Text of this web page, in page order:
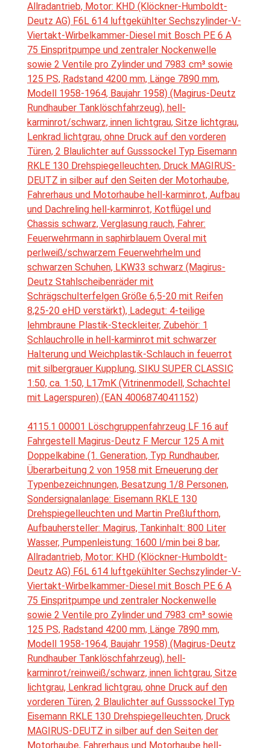
Allradantrieb, Motor: KHD (Klöckner-Humboldt-
Deutz AG) F6L 614 luftgekühlter Sechszylinder-V-
Viertakt-Wirbelkammer-Diesel mit Bosch PE 6 A
75 Einspritpumpe und zentraler Nockenwelle
sowie 2 Ventile pro Zylinder und 7983 cm³ sowie
125 PS, Radstand 4200 mm, Länge 7890 mm,
Modell 1958-1964, Baujahr 1958) (Magirus-Deutz
Rundhauber Tanklöschfahrzeug), hell-
karminrot/schwarz, innen lichtgrau, Sitze lichtgrau,
Lenkrad lichtgrau, ohne Druck auf den vorderen
Türen, 2 Blaulichter auf Gusssockel Typ Eisemann
RKLE 130 Drehspiegelleuchten, Druck MAGIRUS-
DEUTZ in silber auf den Seiten der Motorhaube,
Fahrerhaus und Motorhaube hell-karminrot, Aufbau
und Dachreling hell-karminrot, Kotflügel und
Chassis schwarz, Verglasung rauch, Fahrer:
Feuerwehrmann in saphirblauem Overal mit
perlweiß/schwarzem Feuerwehrhelm und
schwarzen Schuhen, LKW33 schwarz (Magirus-
Deutz Stahlscheibenräder mit
Schrägschulterfelgen Größe 6,5-20 mit Reifen
8,25-20 eHD verstärkt), Ladegut: 4-teilige
lehmbraune Plastik-Steckleiter, Zubehör: 1
Schlauchrolle in hell-karminrot mit schwarzer
Halterung und Weichplastik-Schlauch in feuerrot
mit silbergrauer Kupplung, SIKU SUPER CLASSIC
1:50, ca. 1:50, L17mK (Vitrinenmodell, Schachtel
mit Lagerspuren) (EAN 4006874041152)
4115.1 00001 Löschgruppenfahrzeug LF 16 auf
Fahrgestell Magirus-Deutz F Mercur 125 A mit
Doppelkabine (1. Generation, Typ Rundhauber,
Überarbeitung 2 von 1958 mit Erneuerung der
Typenbezeichnungen, Besatzung 1/8 Personen,
Sondersignalanlage: Eisemann RKLE 130
Drehspiegelleuchten und Martin Preßlufthorn,
Aufbauhersteller: Magirus, Tankinhalt: 800 Liter
Wasser, Pumpenleistung: 1600 l/min bei 8 bar,
Allradantrieb, Motor: KHD (Klöckner-Humboldt-
Deutz AG) F6L 614 luftgekühlter Sechszylinder-V-
Viertakt-Wirbelkammer-Diesel mit Bosch PE 6 A
75 Einspritpumpe und zentraler Nockenwelle
sowie 2 Ventile pro Zylinder und 7983 cm³ sowie
125 PS, Radstand 4200 mm, Länge 7890 mm,
Modell 1958-1964, Baujahr 1958) (Magirus-Deutz
Rundhauber Tanklöschfahrzeug), hell-
karminrot/reinweiß/schwarz, innen lichtgrau, Sitze
lichtgrau, Lenkrad lichtgrau, ohne Druck auf den
vorderen Türen, 2 Blaulichter auf Gusssockel Typ
Eisemann RKLE 130 Drehspiegelleuchten, Druck
MAGIRUS-DEUTZ in silber auf den Seiten der
Motorhaube, Fahrerhaus und Motorhaube hell-